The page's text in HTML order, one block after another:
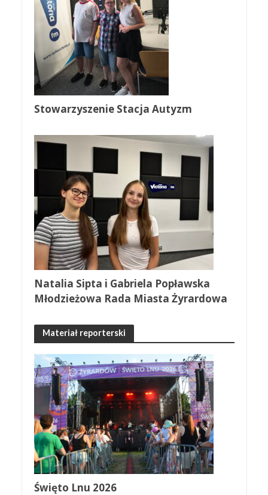
Stowarzyszenie Stacja Autyzm
Natalia Sipta i Gabriela Popławska
Młodzieżowa Rada Miasta Żyrardowa
Materiał reporterski
Święto Lnu 2026